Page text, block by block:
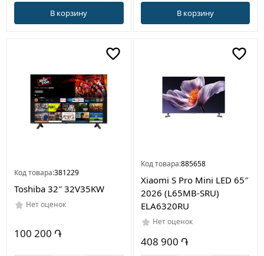
В корзину В корзину
Код товара:381229
Toshiba 32″ 32V35KW
Нет оценок
100 200 ֏
Код товара:885658
Xiaomi S Pro Mini LED 65″
2026 (L65MB-SRU)
ELA6320RU
Нет оценок
408 900 ֏